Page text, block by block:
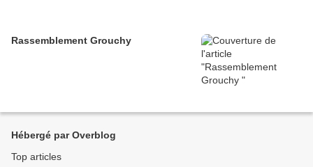
Rassemblement Grouchy
Hébergé par Overblog
Top articles